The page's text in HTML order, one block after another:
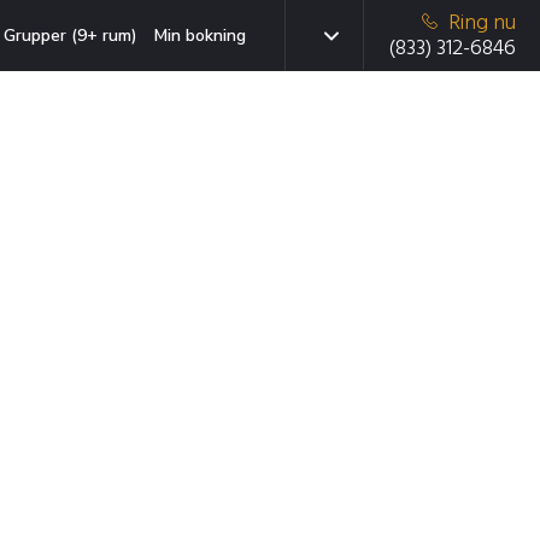
Grupper (9+ rum) Min bokning
Ring nu
(833) 312-6846